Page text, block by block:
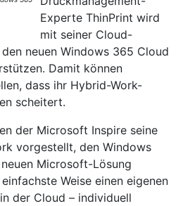
Experte ThinPrint wird
mit seiner Cloud-
neuen Windows 365 Cloud
Damit können
dass ihr Hybrid-Work-
scheitert.
der Microsoft Inspire seine
vorgestellt, den Windows
Microsoft-Lösung
Weise einen eigenen
der Cloud – individuell